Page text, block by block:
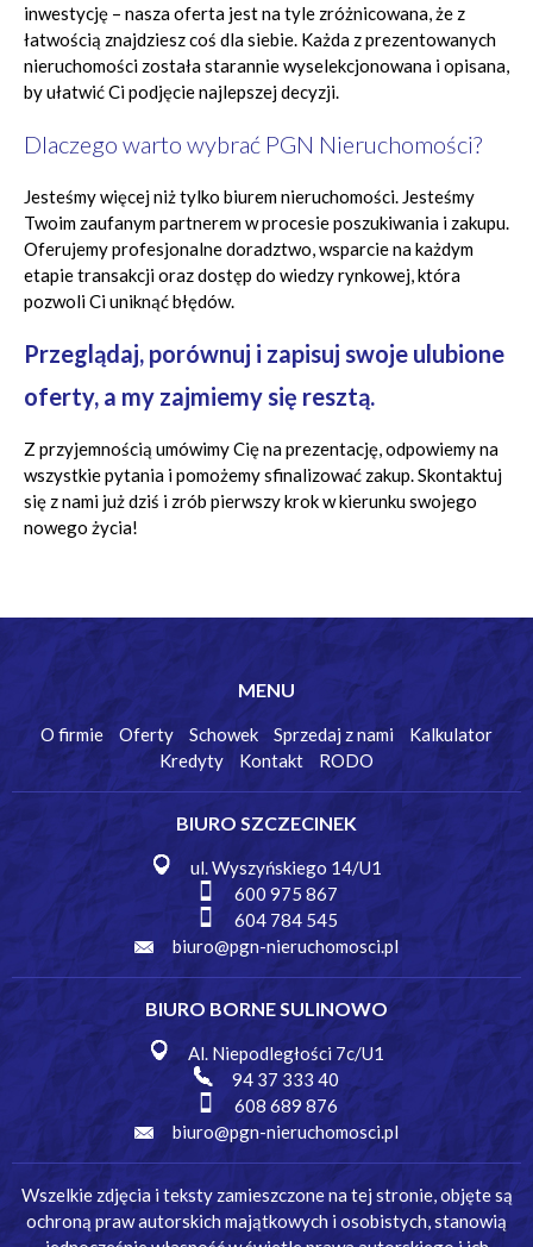
inwestycję – nasza oferta jest na tyle zróżnicowana, że z
łatwością znajdziesz coś dla siebie. Każda z prezentowanych
nieruchomości została starannie wyselekcjonowana i opisana,
by ułatwić Ci podjęcie najlepszej decyzji.
Dlaczego warto wybrać PGN Nieruchomości?
Jesteśmy więcej niż tylko biurem nieruchomości. Jesteśmy
Twoim zaufanym partnerem w procesie poszukiwania i zakupu.
Oferujemy profesjonalne doradztwo, wsparcie na każdym
etapie transakcji oraz dostęp do wiedzy rynkowej, która
pozwoli Ci uniknąć błędów.
Przeglądaj, porównuj i zapisuj swoje ulubione
oferty, a my zajmiemy się resztą.
Z przyjemnością umówimy Cię na prezentację, odpowiemy na
wszystkie pytania i pomożemy sfinalizować zakup. Skontaktuj
się z nami już dziś i zrób pierwszy krok w kierunku swojego
nowego życia!
MENU
O firmie Oferty Schowek Sprzedaj z nami
Kalkulator
Kredyty
Kontakt RODO
BIURO SZCZECINEK
ul. Wyszyńskiego 14/U1
600 975 867
604 784 545
biuro@pgn-nieruchomosci.pl
BIURO BORNE SULINOWO
Al. Niepodległości 7c/U1
94 37 333 40
608 689 876
biuro@pgn-nieruchomosci.pl
Wszelkie zdjęcia i teksty zamieszczone na tej stronie, objęte są
ochroną praw autorskich majątkowych i osobistych, stanowią